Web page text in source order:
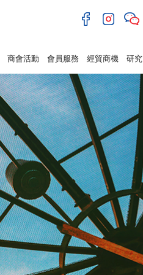
商會活動 會員服務 經貿商機 研究